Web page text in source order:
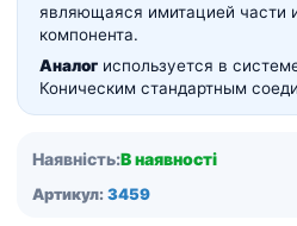
являющаяся имитацией части
компонента.
Аналог используется в
Коническим стандартным
Наявність:В наявності
Артикул: 3459